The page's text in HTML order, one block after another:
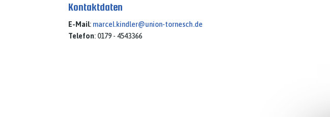
Kontaktdaten
E-Mail: marcel.kindler@union-tornesch.de
Telefon: 0179 - 4543366